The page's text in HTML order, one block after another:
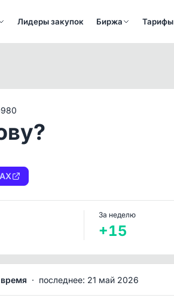
Лидеры закупок Биржа Тарифы
За неделю
+15
· последнее: 21 май 2026